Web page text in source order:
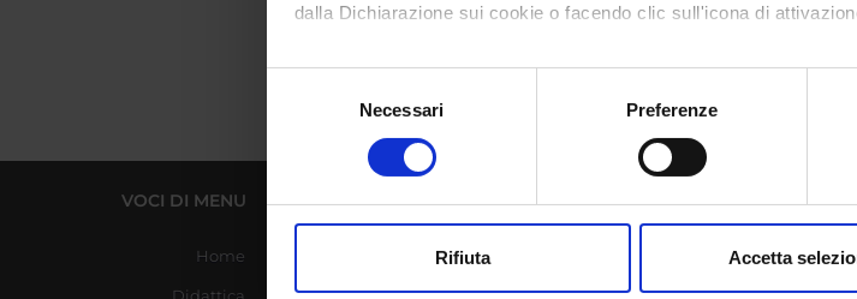
dalla Dichiarazione sui cookie o facendo clic sull'icona di
Con il tuo consenso, vorremmo anche:
raccogliere informazioni sulla tua posizione geografica,
digitali).
modificare o ritirare il tuo consenso in qualsiasi momento dalla
Necessari Preferenze
Rifiuta Accetta
VOCI DI MENU
Home
LINK UTILI
Azienda Ospedaliera